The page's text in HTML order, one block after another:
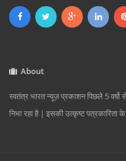
About
स्वतंत्र भारत न्यूज़ प्रकाशन पिछले 5
निभा रहा है | इसकी उत्कृष्ट पत्रकारिता